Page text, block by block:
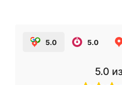
5.0 5.0
5.0